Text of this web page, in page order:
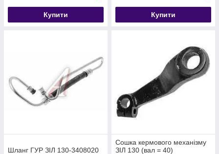
Купити Купити
Шланг ГУР ЗІЛ 130-3408020
Сошка кермового механізму
ЗІЛ 130 (вал = 40)